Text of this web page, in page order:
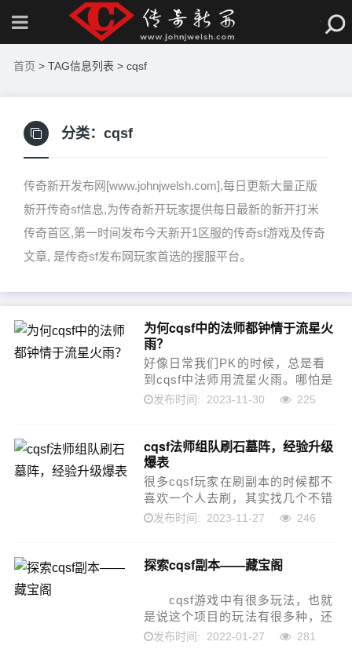
首页 > TAG信息列表 > cqsf
分类： cqsf
传奇新开发布网[www.johnjwelsh.com],每日更新大量正版
新开传奇sf信息,为传奇新开玩家提供每日最新的新开打米
传奇首区,第一时间发布今天新开1区服的传奇sf游戏及传奇
文章, 是传奇sf发布网玩家首选的搜服平台。
为何cqsf中的法师都钟情于流星火
雨？
好像日常我们PK的时候，总是看
到cqsf中法师用流星火雨。哪怕是
日常攻沙，进入到页面中，全屏幕
法师的技能不少，而且很多法师等
级高...
发布时间: 2023-11-30 225
cqsf法师组队刷石墓阵，经验升级
爆表
很多cqsf玩家在刷副本的时候都不
喜欢一个人去刷，其实找几个不错
的人一起去刷副本也是不错的选
的，也是非常适合法师去刷图的，
发布时间: 2023-11-27 246
探索cqsf副本——藏宝阁
cqsf游戏中有很多玩法，也就
是说这个项目的玩法有很多种，还
有任务和活动，玩法各有千秋。比
发布时间: 2022-01-27 281